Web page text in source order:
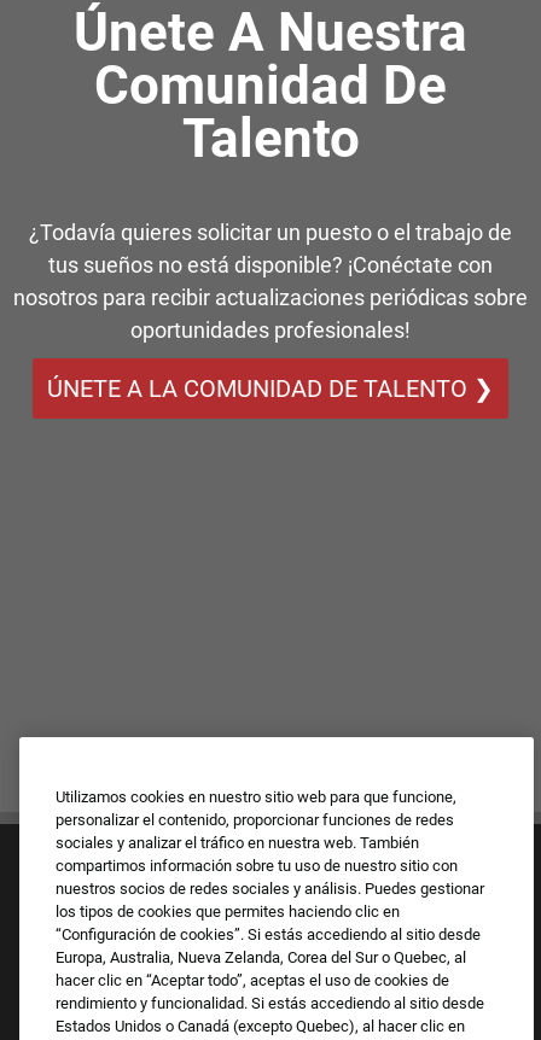
Únete A Nuestra
Comunidad De
Talento
¿Todavía quieres solicitar un puesto o el trabajo de
tus sueños no está disponible? ¡Conéctate con
nosotros para recibir actualizaciones periódicas sobre
oportunidades profesionales!
ÚNETE A LA COMUNIDAD DE TALENTO ❯
Cultura y valores
Nuestras marcas
Empresa
Utilizamos cookies en nuestro sitio web para que funcione,
personalizar el contenido, proporcionar funciones de redes
sociales y analizar el tráfico en nuestra web. También
compartimos información sobre tu uso de nuestro sitio con
nuestros socios de redes sociales y análisis. Puedes gestionar
los tipos de cookies que permites haciendo clic en
“Configuración de cookies”. Si estás accediendo al sitio desde
Europa, Australia, Nueva Zelanda, Corea del Sur o Quebec, al
hacer clic en “Aceptar todo”, aceptas el uso de cookies de
rendimiento y funcionalidad. Si estás accediendo al sitio desde
Estados Unidos o Canadá (excepto Quebec), al hacer clic en